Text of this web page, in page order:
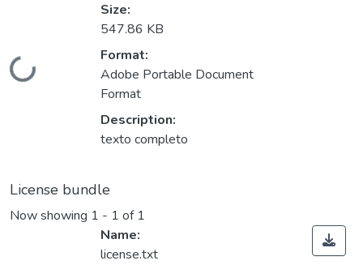
Size:
547.86 KB
Format:
Adobe Portable Document
Format
Description:
texto completo
License bundle
Now showing 1 - 1 of 1
Name:
license.txt